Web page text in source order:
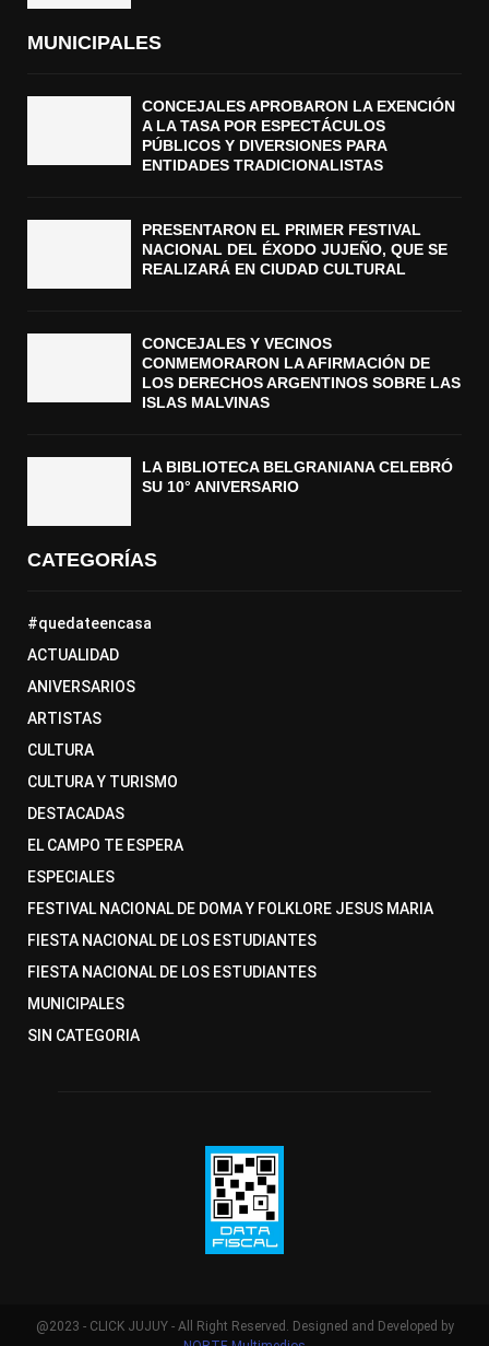
MUNICIPALES
CONCEJALES APROBARON LA EXENCIÓN
A LA TASA POR ESPECTÁCULOS
PÚBLICOS Y DIVERSIONES PARA
ENTIDADES TRADICIONALISTAS
PRESENTARON EL PRIMER FESTIVAL
NACIONAL DEL ÉXODO JUJEÑO, QUE SE
REALIZARÁ EN CIUDAD CULTURAL
CONCEJALES Y VECINOS
CONMEMORARON LA AFIRMACIÓN DE
LOS DERECHOS ARGENTINOS SOBRE LAS
ISLAS MALVINAS
LA BIBLIOTECA BELGRANIANA CELEBRÓ
SU 10° ANIVERSARIO
CATEGORÍAS
#quedateencasa
ACTUALIDAD
ANIVERSARIOS
ARTISTAS
CULTURA
CULTURA Y TURISMO
DESTACADAS
EL CAMPO TE ESPERA
ESPECIALES
FESTIVAL NACIONAL DE DOMA Y FOLKLORE JESUS MARIA
FIESTA NACIONAL DE LOS ESTUDIANTES
FIESTA NACIONAL DE LOS ESTUDIANTES
MUNICIPALES
SIN CATEGORIA
@2023 - CLICK JUJUY - All Right Reserved. Designed and Developed by